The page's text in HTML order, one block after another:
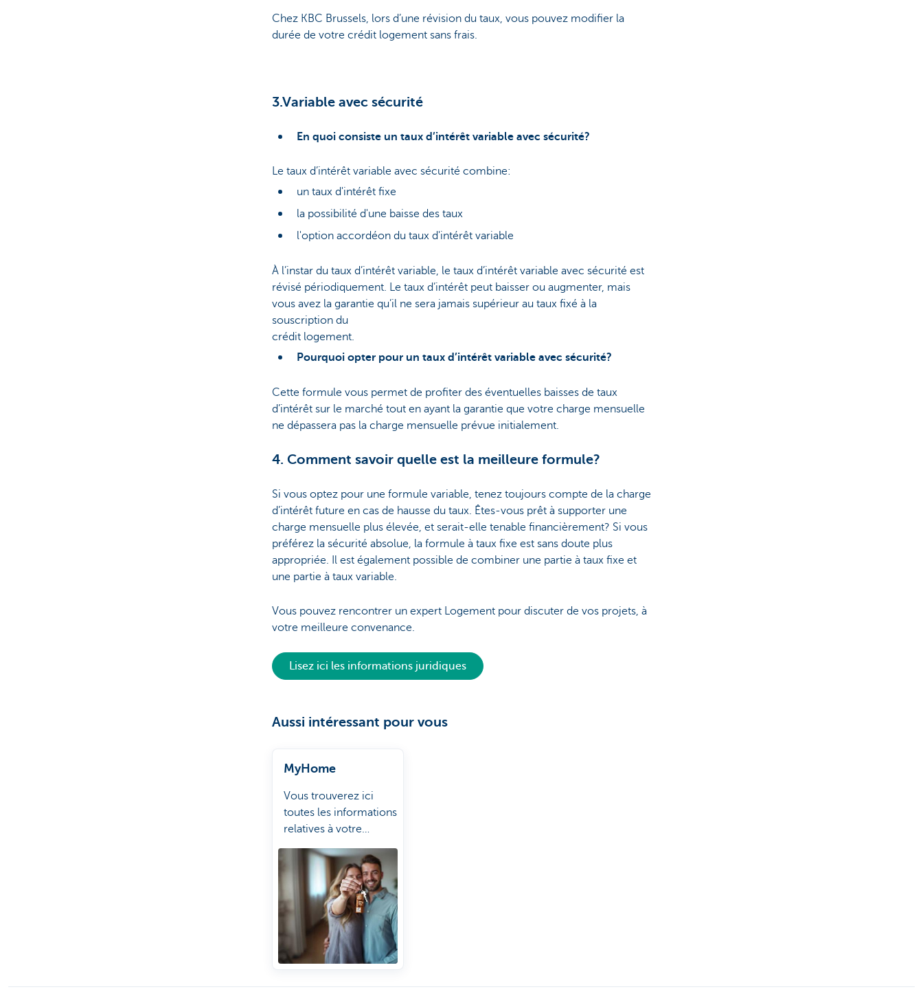
Chez KBC Brussels, lors d’une révision du taux, vous pouvez modifier la
durée de votre crédit logement sans frais.
3.Variable avec sécurité
En quoi consiste un taux d’intérêt variable avec sécurité?
Le taux d’intérêt variable avec sécurité combine:
un taux d'intérêt fixe
la possibilité d'une baisse des taux
l'option accordéon du taux d'intérêt variable
À l’instar du taux d’intérêt variable, le taux d’intérêt variable avec sécurité est
révisé périodiquement. Le taux d’intérêt peut baisser ou augmenter, mais
vous avez la garantie qu’il ne sera jamais supérieur au taux fixé à la
souscription du
crédit logement.
Pourquoi opter pour un taux d’intérêt variable avec sécurité?
Cette formule vous permet de profiter des éventuelles baisses de taux
d’intérêt sur le marché tout en ayant la garantie que votre charge mensuelle
ne dépassera pas la charge mensuelle prévue initialement.
4. Comment savoir quelle est la meilleure formule?
Si vous optez pour une formule variable, tenez toujours compte de la charge
d’intérêt future en cas de hausse du taux. Êtes-vous prêt à supporter une
charge mensuelle plus élevée, et serait-elle tenable financièrement? Si vous
préférez la sécurité absolue, la formule à taux fixe est sans doute plus
appropriée. Il est également possible de combiner une partie à taux fixe et
une partie à taux variable.
Vous pouvez rencontrer un expert Logement pour discuter de vos projets, à
votre meilleure convenance.
Lisez ici les informations juridiques
Aussi intéressant pour vous
MyHome
Vous trouverez ici
toutes les informations
relatives à votre
habitation sous un
même toit.